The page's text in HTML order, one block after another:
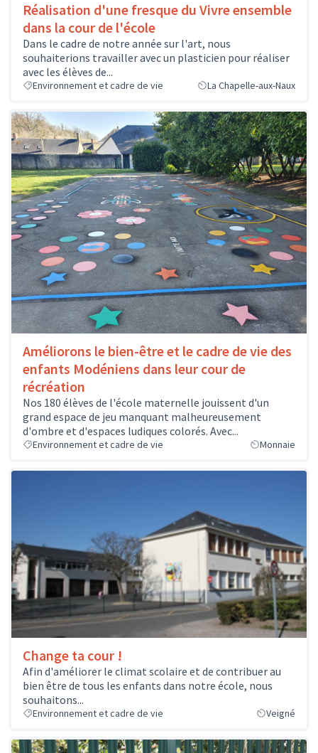
Réalisation d'une fresque du Vivre ensemble
dans la cour de l'école
Dans le cadre de notre année sur l'art, nous
souhaiterions travailler avec un plasticien pour réaliser
avec les élèves de...
Environnement et cadre de vie La Chapelle-aux-Naux
Améliorons le bien-être et le cadre de vie des
enfants Modéniens dans leur cour de
récréation
Nos 180 élèves de l'école maternelle jouissent d'un
grand espace de jeu manquant malheureusement
d'ombre et d'espaces ludiques colorés. Avec...
Environnement et cadre de vie Monnaie
Change ta cour !
Afin d'améliorer le climat scolaire et de contribuer au
bien être de tous les enfants dans notre école, nous
souhaitons...
Environnement et cadre de vie Veigné